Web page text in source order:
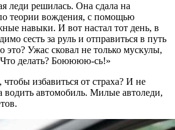
леди решилась. Она сдала на
теории вождения, с помощью
навыки. И вот настал тот день, в
сесть за руль и отправиться в путь
это? Ужас сковал не только мускулы,
делать? Боюююю-сь!»
чтобы избавиться от страха? И не
водить автомобиль. Милые автоледи,